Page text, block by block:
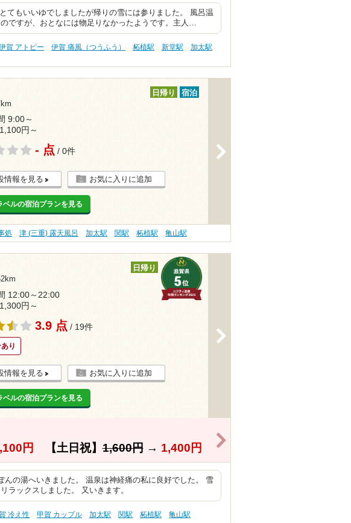
てもいいゆでしましたが帰りの雪には参りました。 風呂温
ですが、おとなには物足りなかったようです。主人…
賀 アトピー 伊賀 痛風（つうふう） 柘植駅 新堂駅
加太駅
日帰り 宿泊
9:00～
円～
- 点 / 0件
情報を見る お気に入りに追加
ベルの宿泊プランを見る
処 津 (三重) 露天風呂 加太駅 関駅 柘植駅 亀山駅
日帰り
12:00～22:00
円～
3.9 点 / 19件
り
情報を見る お気に入りに追加
ベルの宿泊プランを見る
円 【土日祝】1,600円→ 1,400円
んの湯へいきました。 温泉は神経痛の私に良好でした。 雪
ラックスしました。 又いきます。
冷え性 甲賀 カップル 加太駅 関駅 柘植駅 亀山駅